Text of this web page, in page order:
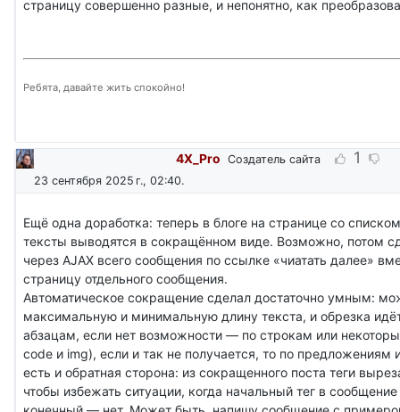
страницу совершенно разные, и непонятно, как
Ребята, давайте жить спокойно!
4X_Pro Создатель сайта 1
23 сентября 2025 г., 02:40.
Ещё одна доработка: теперь в блоге на странице со
тексты выводятся в сокращённом виде. Возможно, потом
через AJAX всего сообщения по ссылке «чиатать далее»
страницу отдельного сообщения.
Автоматическое сокращение сделал достаточно умным:
максимальную и минимальную длину текста, и обрезка
абзацам, если нет возможности — по строкам или
code и img), если и так не получается, то по предложениям
есть и обратная сторона: из сокращенного поста теги
чтобы избежать ситуации, когда начальный тег в